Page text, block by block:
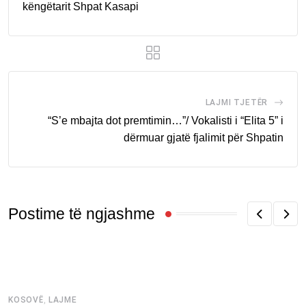
këngëtarit Shpat Kasapi
LAJMI TJETËR
“S’e mbajta dot premtimin…”/ Vokalisti i “Elita 5” i
dërmuar gjatë fjalimit për Shpatin
Postime të ngjashme
KOSOVË, LAJME